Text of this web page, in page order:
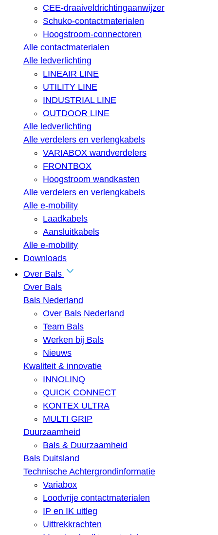
CEE-draaiveldrichtingaanwijzer
Schuko-contactmaterialen
Hoogstroom-connectoren
Alle contactmaterialen
Alle ledverlichting
LINEAIR LINE
UTILITY LINE
INDUSTRIAL LINE
OUTDOOR LINE
Alle ledverlichting
Alle verdelers en verlengkabels
VARIABOX wandverdelers
FRONTBOX
Hoogstroom wandkasten
Alle verdelers en verlengkabels
Alle e-mobility
Laadkabels
Aansluitkabels
Alle e-mobility
Downloads
Over Bals
Over Bals
Bals Nederland
Over Bals Nederland
Team Bals
Werken bij Bals
Nieuws
Kwaliteit & innovatie
INNOLINQ
QUICK CONNECT
KONTEX ULTRA
MULTI GRIP
Duurzaamheid
Bals & Duurzaamheid
Bals Duitsland
Technische Achtergrondinformatie
Variabox
Loodvrije contactmaterialen
IP en IK uitleg
Uittrekkrachten